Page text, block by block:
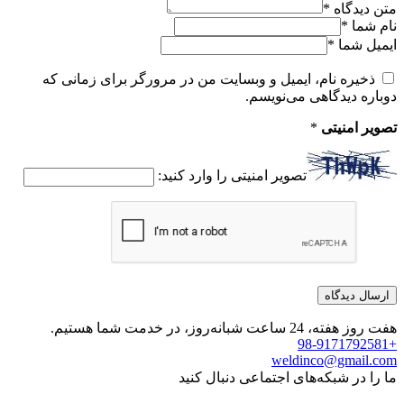
متن دیدگاه *
نام شما *
ایمیل شما *
ذخیره نام، ایمیل و وبسایت من در مرورگر برای زمانی که
دوباره دیدگاهی می‌نویسم.
تصویر امنیتی *
تصویر امنیتی را وارد کنید:
هفت روز هفته، 24 ساعت شبانه‌روز، در خدمت شما هستیم.
+98-9171792581
weldinco@gmail.com
ما را در شبکه‌های اجتماعی دنبال کنید